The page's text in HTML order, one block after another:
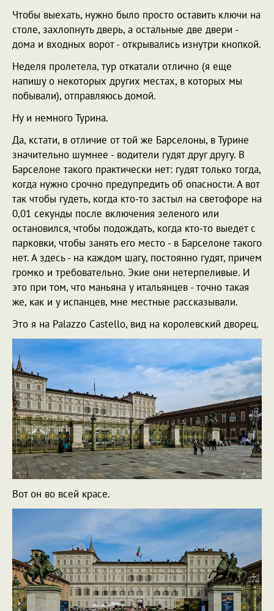
Чтобы выехать, нужно было просто оставить ключи на
столе, захлопнуть дверь, а остальные две двери -
дома и входных ворот - открывались изнутри кнопкой.
Неделя пролетела, тур откатали отлично (я еще
напишу о некоторых других местах, в которых мы
побывали), отправляюсь домой.
Ну и немного Турина.
Да, кстати, в отличие от той же Барселоны, в Турине
значительно шумнее - водители гудят друг другу. В
Барселоне такого практически нет: гудят только тогда,
когда нужно срочно предупредить об опасности. А вот
так чтобы гудеть, когда кто-то застыл на светофоре на
0,01 секунды после включения зеленого или
остановился, чтобы подождать, когда кто-то выедет с
парковки, чтобы занять его место - в Барселоне такого
нет. А здесь - на каждом шагу, постоянно гудят, причем
громко и требовательно. Экие они нетерпеливые. И
это при том, что маньяна у итальянцев - точно такая
же, как и у испанцев, мне местные рассказывали.
Это я на Palazzo Castello, вид на королевский дворец.
Вот он во всей красе.